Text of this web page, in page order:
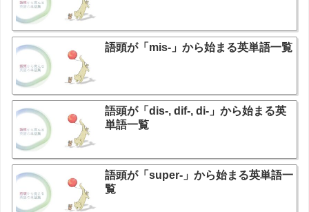
語頭が「mis-」から始まる英単語一覧
語頭が「dis-, dif-, di-」から始まる英
単語一覧
語頭が「super-」から始まる英単語一
覧